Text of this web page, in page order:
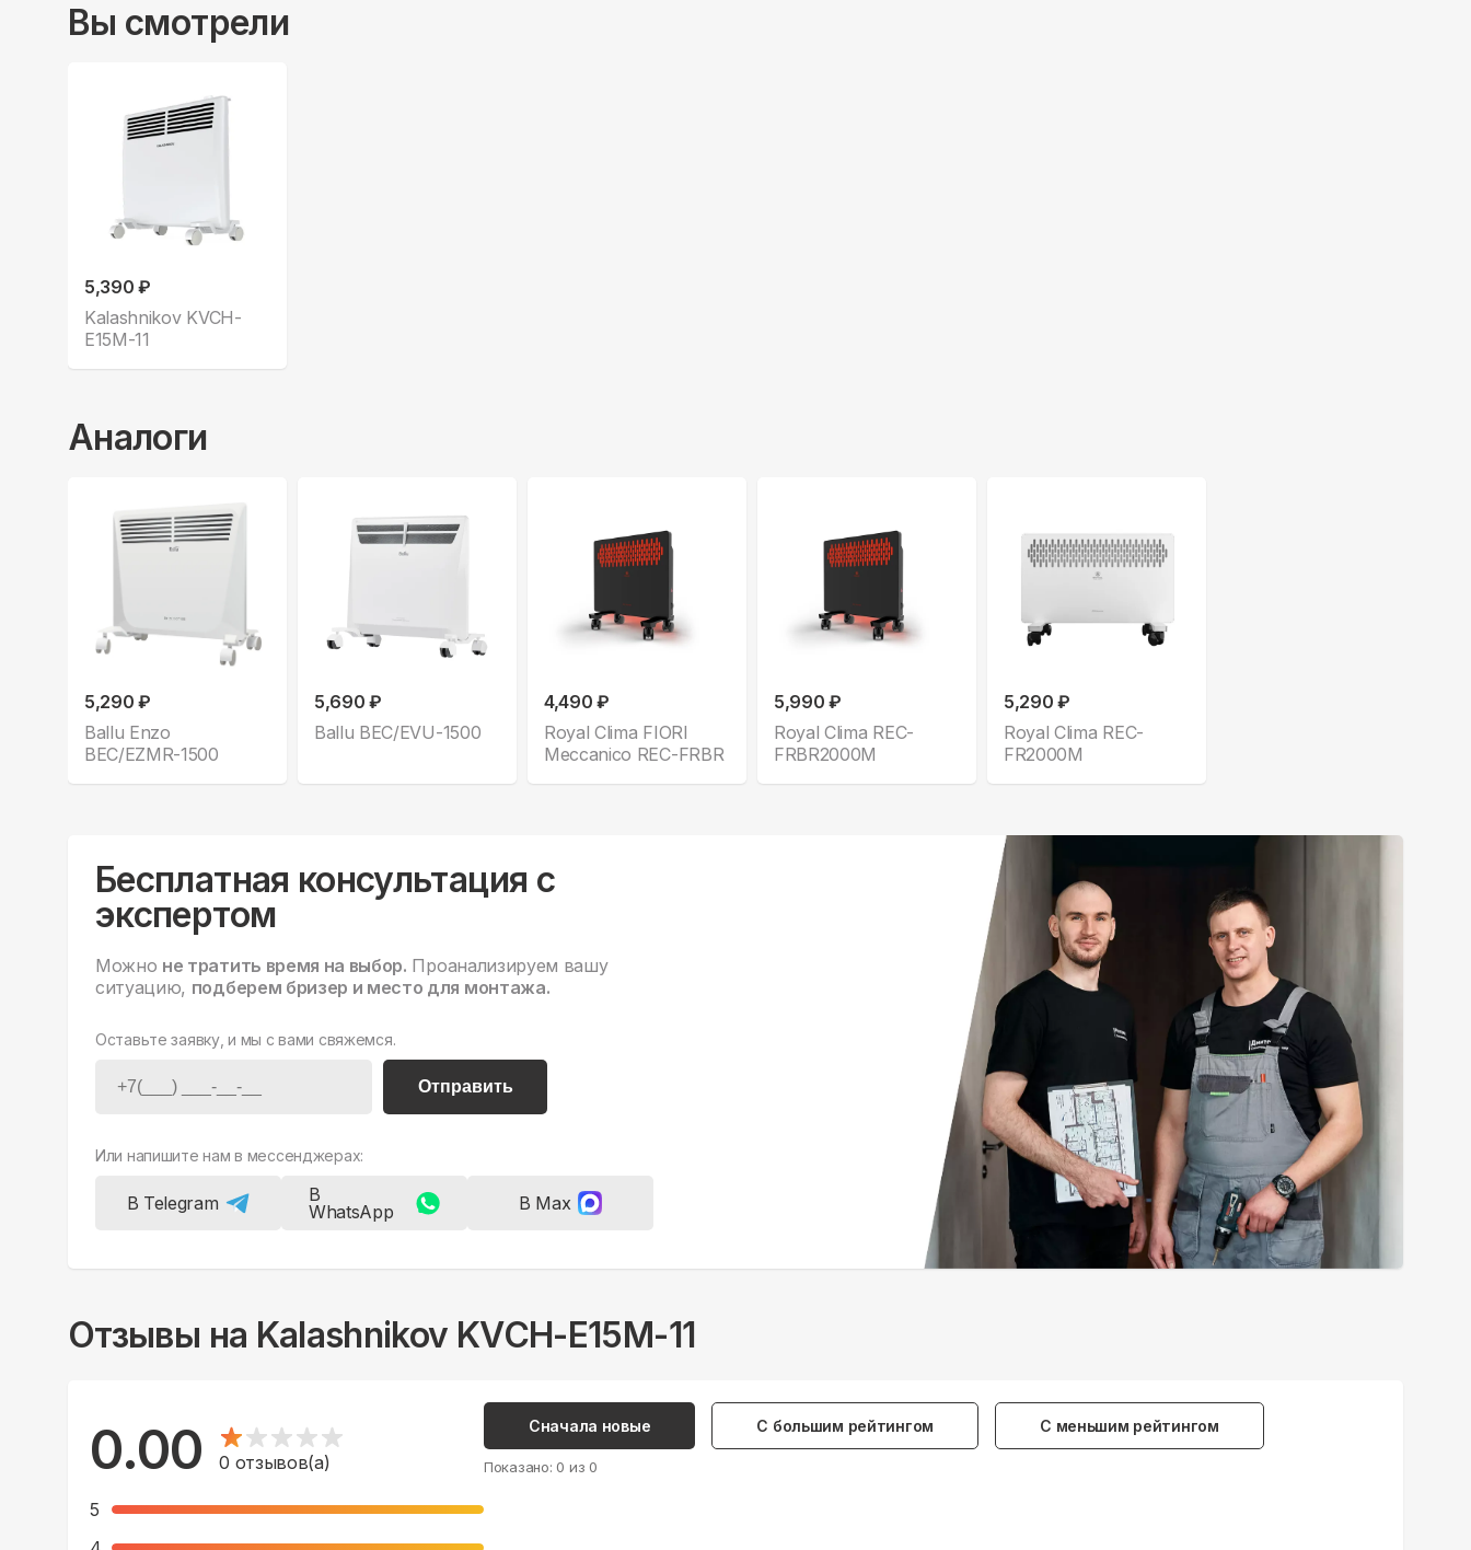
Вы смотрели
5,390 ₽
Kalashnikov KVCH-
E15M-11
Аналоги
5,290 ₽
Ballu Enzo
BEC/EZMR-1500
5,690 ₽
Ballu BEC/EVU-1500
4,490 ₽
Royal Clima FIORI
Meccanico REC-FRBR
5,990 ₽
Royal Clima REC-
FRBR2000M
5,290 ₽
Royal Clima REC-
FR2000M
Бесплатная консультация с
экспертом
Можно не тратить время на выбор. Проанализируем вашу
ситуацию, подберем бризер и место для монтажа.
Оставьте заявку, и мы с вами свяжемся.
Отправить
Или напишите нам в мессенджерах:
В Telegram
В
WhatsApp
В Max
Отзывы на Kalashnikov KVCH-E15M-11
0.00 0 отзывов(а)
5
Сначала новые С большим рейтингом С меньшим рейтингом
Показано: 0 из 0